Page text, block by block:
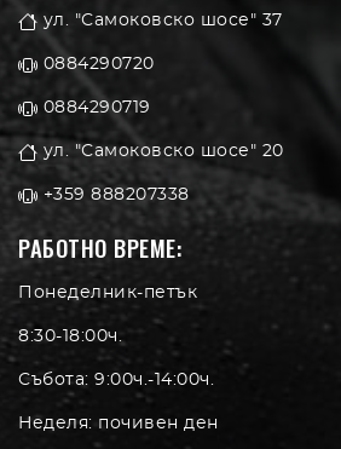
ул. "Самоковско шосе" 37
0884290720
0884290719
ул. "Самоковско шосе" 20
+359 888207338
РАБОТНО ВРЕМЕ:
Понеделник-петък
8:30-18:00ч.
Събота: 9:00ч.-14:00ч.
Неделя: почивен ден